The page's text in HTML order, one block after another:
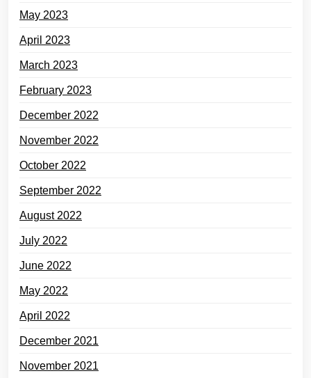
May 2023
April 2023
March 2023
February 2023
December 2022
November 2022
October 2022
September 2022
August 2022
July 2022
June 2022
May 2022
April 2022
December 2021
November 2021